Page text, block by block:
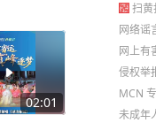
02:01
扫黄
网络谣
网上有
侵权举
MCN
未成年